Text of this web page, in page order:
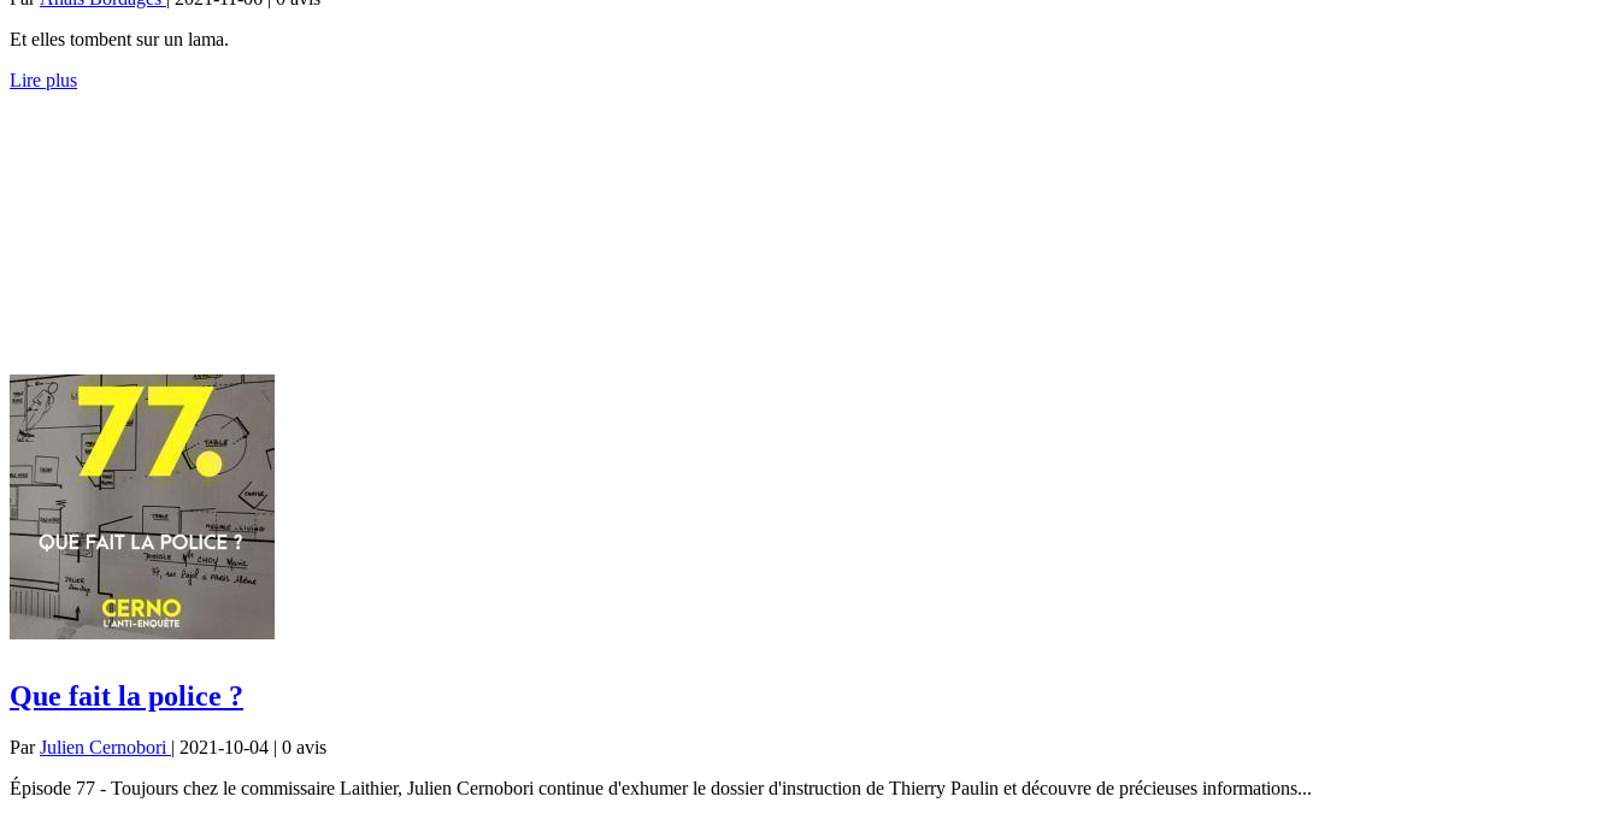
Et elles tombent sur un lama.
Lire plus
Que fait la police ?
ParJulien Cernobori | 2021-10-04 | 0 avis
Épisode 77 - Toujours chez le commissaire Laithier, Julien Cernobori continue d'exhumer le dossier d'instruction de Thierry Paulin et découvre de précieuses informations...